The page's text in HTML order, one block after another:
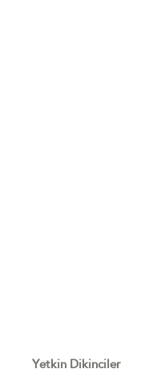
Yetkin Dikinciler